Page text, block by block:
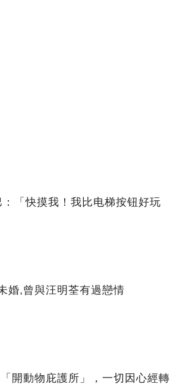
「快摸我！我比电梯按钮好玩
婚,曾與汪明荃有過戀情
開動物庇護所」，一切因心經轉